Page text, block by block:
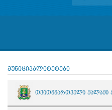
მუნიციპალიტეტები
თვითმმართველი ქალაქი